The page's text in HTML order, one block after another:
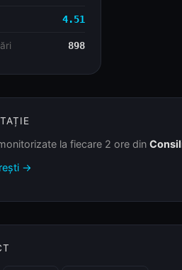
4.51
898
la fiecare 2 ore din
→